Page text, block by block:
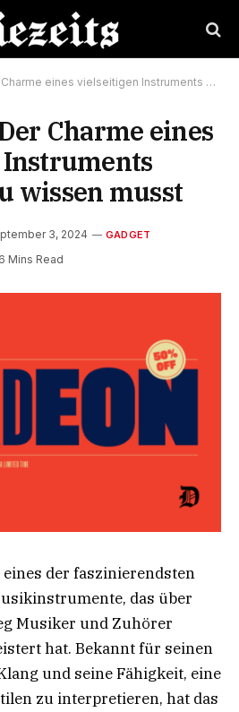
vielseitigen Instruments Alles, was du wissen musst
Charme eines
wissen musst
3, 2024 GADGET
6 Mins Read
eines der faszinierendsten
das über
Musiker und Zuhörer
hat. Bekannt für seinen
und seine Fähigkeit, eine
zu interpretieren, hat das